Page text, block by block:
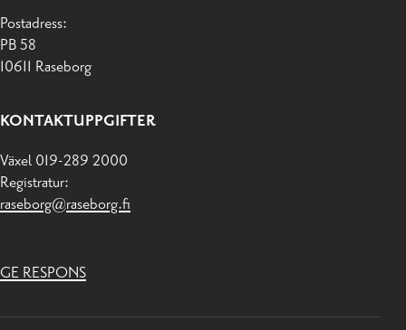
Postadress:
PB 58
10611 Raseborg
KONTAKTUPPGIFTER
Växel 019-289 2000
Registratur:
raseborg@raseborg.fi
GE RESPONS